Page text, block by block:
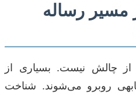
مسیر رساله
از چالش نیست. بسیاری از
روبرو می‌شوند. شناخت